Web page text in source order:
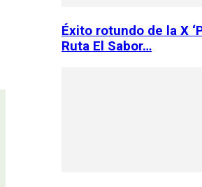
Éxito rotundo de la X
Ruta El Sabor…